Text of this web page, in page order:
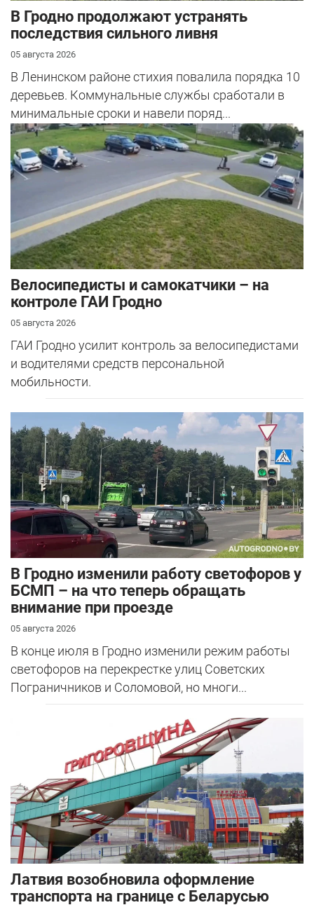
В Гродно продолжают устранять
последствия сильного ливня
05 августа 2026
В Ленинском районе стихия повалила порядка 10
деревьев. Коммунальные службы сработали в
минимальные сроки и навели поряд...
Велосипедисты и самокатчики – на
контроле ГАИ Гродно
05 августа 2026
ГАИ Гродно усилит контроль за велосипедистами
и водителями средств персональной
мобильности.
В Гродно изменили работу светофоров у
БСМП – на что теперь обращать
внимание при проезде
05 августа 2026
В конце июля в Гродно изменили режим работы
светофоров на перекрестке улиц Советских
Пограничников и Соломовой, но многи...
Латвия возобновила оформление
транспорта на границе с Беларусью